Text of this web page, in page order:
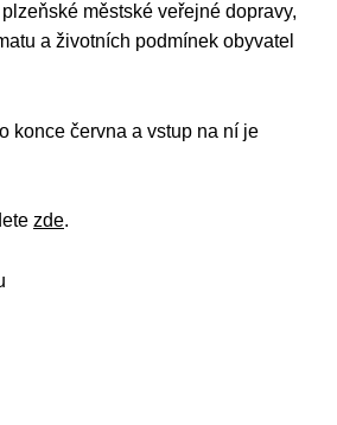
městské veřejné dopravy,
a životních podmínek obyvatel
konce června a vstup na ní je
zde.